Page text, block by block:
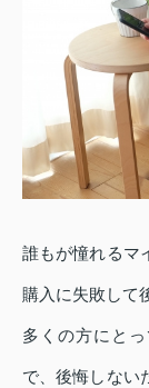
誰もが憧れるマ
購入に失敗して
多くの方にと
で、後悔しない